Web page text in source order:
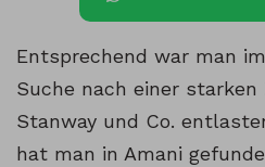
Entsprechend war man
Suche nach einer starken
Stanway und Co.
hat man in Amani